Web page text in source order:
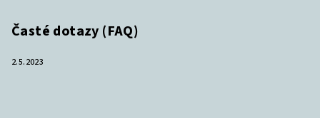
Časté dotazy (FAQ)
2.5.2023